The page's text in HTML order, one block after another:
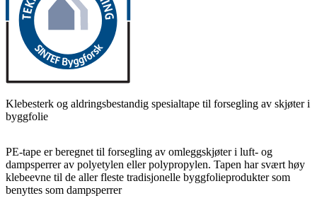
Klebesterk og aldringsbestandig spesialtape til forsegling av skjøter i
byggfolie
PE-tape er beregnet til forsegling av omleggskjøter i luft- og
dampsperrer av polyetylen eller polypropylen. Tapen har svært høy
klebeevne til de aller fleste tradisjonelle byggfolieprodukter som
benyttes som dampsperrer